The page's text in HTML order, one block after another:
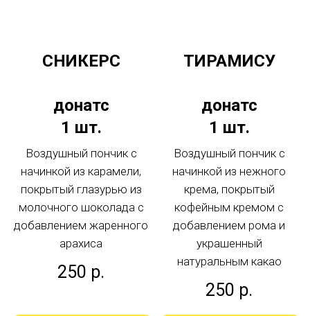
СНИКЕРС
донатс
1 шт.
Воздушный пончик с
начинкой из карамели,
покрытый глазурью из
молочного шоколада с
добавлением жаренного
арахиса
250 р.
ТИРАМИСУ
донатс
1 шт.
Воздушный пончик с
начинкой из нежного
крема, покрытый
кофейным кремом с
добавлением рома и
украшенный
натуральным какао
250 р.